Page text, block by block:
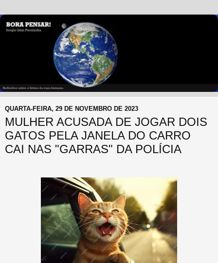
QUARTA-FEIRA, 29 DE NOVEMBRO DE 2023
MULHER ACUSADA DE JOGAR DOIS
GATOS PELA JANELA DO CARRO
CAI NAS "GARRAS" DA POLÍCIA